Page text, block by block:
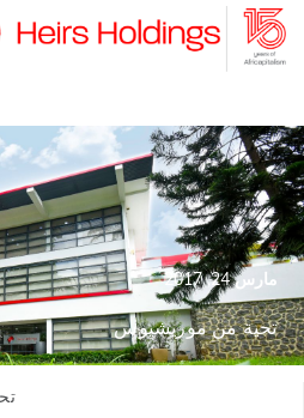
مارس 24, 2017
تحية من موريشيوس